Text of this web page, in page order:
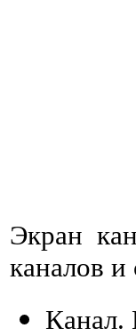
Экран
каналов и
Канал.